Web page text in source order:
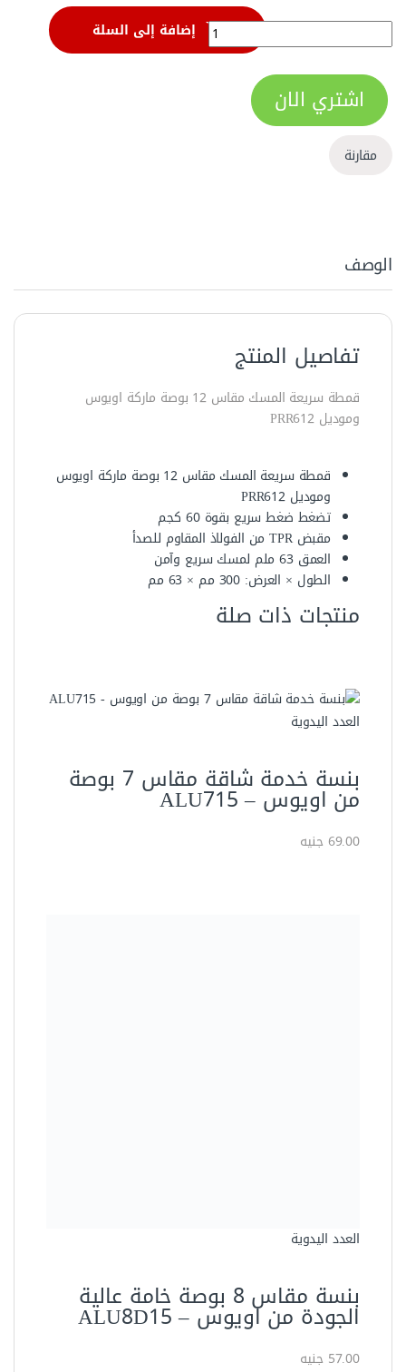
قمطة سريعة المسك 12 بوصة اويوس PRR612 quantity إضافة إلى السلة
اشتري الان
مقارنة
الوصف
تفاصيل المنتج
قمطة سريعة المسك مقاس 12 بوصة ماركة اويوس
وموديل PRR612
قمطة سريعة المسك مقاس 12 بوصة ماركة اويوس
وموديل PRR612
تضغط ضغط سريع بقوة 60 كجم
مقبض TPR من الفولاذ المقاوم للصدأ
العمق 63 ملم لمسك سريع وآمن
الطول × العرض: 300 مم × 63 مم
منتجات ذات صلة
العدد اليدوية
بنسة خدمة شاقة مقاس 7 بوصة
من اويوس – ALU715
69.00 جنيه
العدد اليدوية
بنسة مقاس 8 بوصة خامة عالية
الجودة من اويوس – ALU8D15
57.00 جنيه